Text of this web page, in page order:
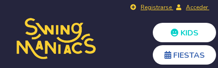
Registrarse Acceder
KIDS
FIESTAS